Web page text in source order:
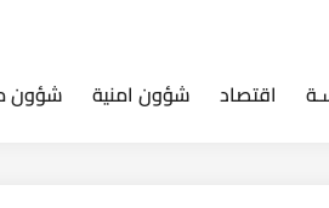
اقتصاد شؤون امنية شؤون